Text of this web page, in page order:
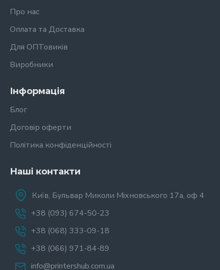
Про нас
Оплата та Доставка
Для ОПТовиків
Виробники
Інформація
Блог
Договір оферти
Політика конфіденційності
Наші контакти
Київ, Бульвар Миколи Міхновського 17а, оф 4
+38 (093) 674-50-23
+38 (068) 333-09-18
+38 (066) 971-84-89
info@printershub.com.ua